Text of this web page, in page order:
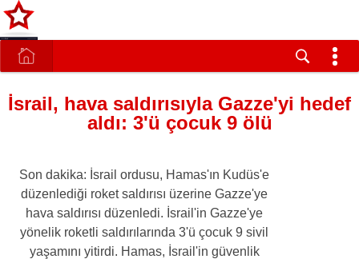
İsrail, hava saldırısıyla Gazze'yi hedef
aldı: 3'ü çocuk 9 ölü
Son dakika: İsrail ordusu, Hamas'ın Kudüs'e
düzenlediği roket saldırısı üzerine Gazze'ye
hava saldırısı düzenledi. İsrail'in Gazze'ye
yönelik roketli saldırılarında 3'ü çocuk 9 sivil
yaşamını yitirdi. Hamas, İsrail'in güvenlik